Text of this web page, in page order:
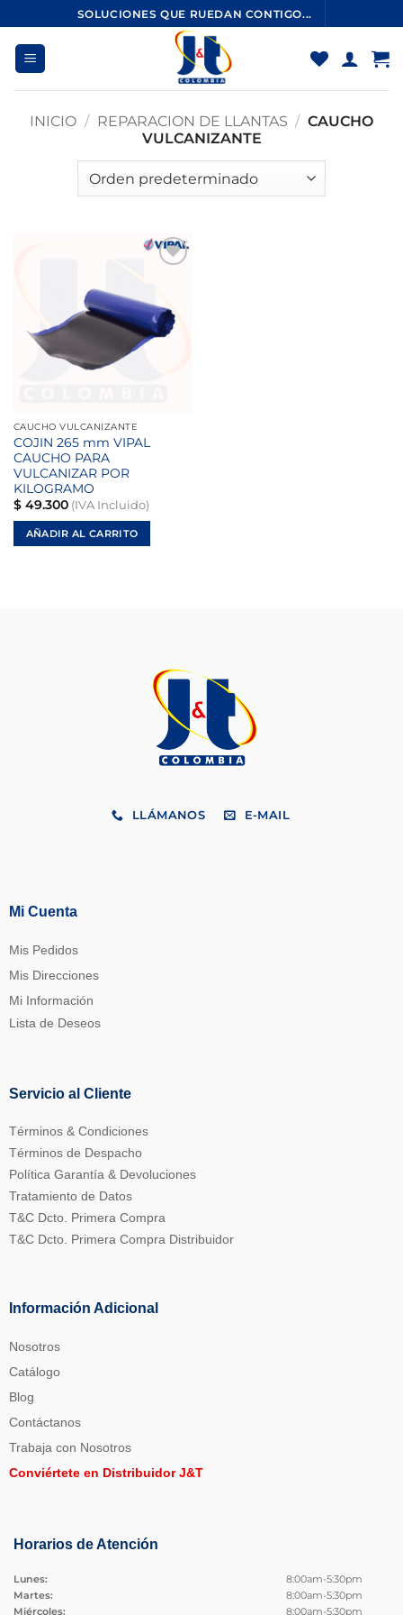
al
contenido
SOLUCIONES QUE RUEDAN CONTIGO...
INICIO / REPARACION DE LLANTAS / CAUCHO
VULCANIZANTE
lista de
deseos
CAUCHO VULCANIZANTE
COJIN 265 mm VIPAL
CAUCHO PARA
VULCANIZAR POR
KILOGRAMO
$49.300(IVA Incluido)
AÑADIR AL CARRITO
LLÁMANOS E-MAIL
Mi Cuenta
Mis Pedidos
Mis Direcciones
Mi Información
Lista de Deseos
Servicio al Cliente
Términos & Condiciones
Términos de Despacho
Política Garantía & Devoluciones
Tratamiento de Datos
T&C Dcto. Primera Compra
T&C Dcto. Primera Compra Distribuidor
Información Adicional
Nosotros
Catálogo
Blog
Contáctanos
Trabaja con Nosotros
Conviértete en Distribuidor J&T
Horarios de Atención
Lunes:
8:00am-5:30pm
Martes:
8:00am-5:30pm
Miércoles:
8:00am-5:30pm